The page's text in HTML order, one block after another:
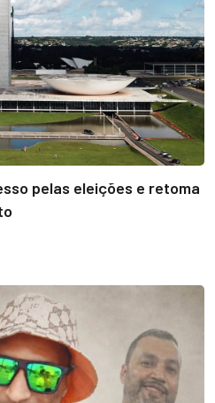
pelas eleições e retoma